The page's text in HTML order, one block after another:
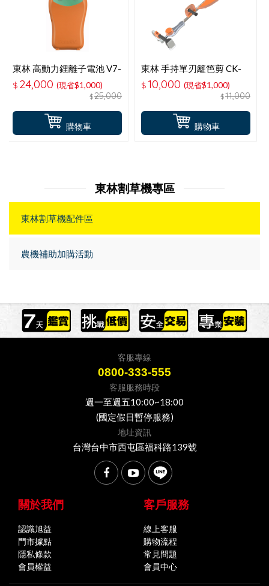
購物車
東林 高動力鋰離子電池 V7-
30AH 電池
$ 24,000 (現省$1,000)
$25,000
購物車
東林 手持單刃籬笆剪 CK-
300V2
$10,000 (現省$1,000)
$11,000
東林割草機專區
東林割草機配件區
農機補助加購活動
客服專線
0800-333-555
客服服務時段
週一至週五10:00~18:00
(國定假日暫停服務)
地址資訊
台灣台中市西屯區福科路139號
關於我們
認識旭益
門市據點
隱私條款
會員權益
客戶服務
線上客服
購物流程
常見問題
會員中心